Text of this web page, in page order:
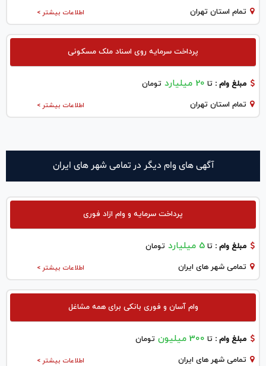
اطلاعات بیشتر > تمام استان تهران
پرداخت سرمایه روی اسناد ملک مسکونی
مبلغ وام : تا 20 میلیارد تومان
اطلاعات بیشتر > تمام استان تهران
آگهی های وام دیگر در تمامی شهر های ایران
پرداخت سرمایه و وام ازاد فوری
مبلغ وام : تا 5 میلیارد تومان
اطلاعات بیشتر > تمامی شهر های ایران
وام آسان و فوری بانکی برای همه مشاغل
مبلغ وام : تا 300 میلیون تومان
اطلاعات بیشتر > تمامی شهر های ایران